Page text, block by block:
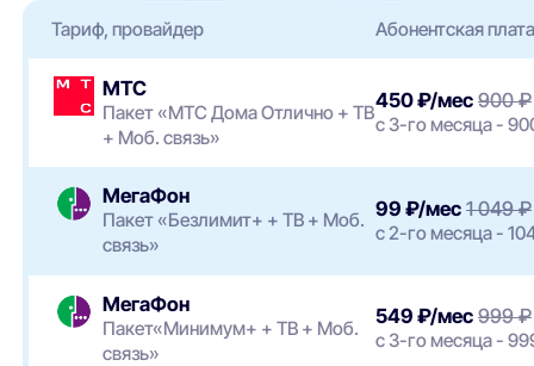
Тариф, провайдер
Абонентская
МТС
Пакет «МТС Дома Отлично + ТВ
+ Моб. связь»
450 ₽/мес 900 ₽
с 3-го месяца -
МегаФон
Пакет «Безлимит+ + ТВ + Моб.
связь»
99 ₽/мес 1 049 ₽
с 2-го месяца -
МегаФон
Пакет«Минимум+ + ТВ + Моб.
связь»
549 ₽/мес 999 ₽
с 3-го месяца -